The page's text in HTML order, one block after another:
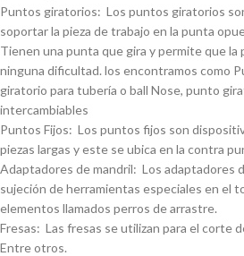
Puntos giratorios: Los puntos giratorios
soportar la pieza de trabajo en la punta
Tienen una punta que gira y permite que la
ninguna dificultad. los encontramos como
giratorio para tuberí­a o ball Nose, punto
intercambiables
Puntos Fijos: Los puntos fijos son
piezas largas y este se ubica en la contra
Adaptadores de mandril: Los adaptadores
sujeción de herramientas especiales en el
elementos llamados perros de arrastre.
Fresas: Las fresas se utilizan para el corte
Entre otros.